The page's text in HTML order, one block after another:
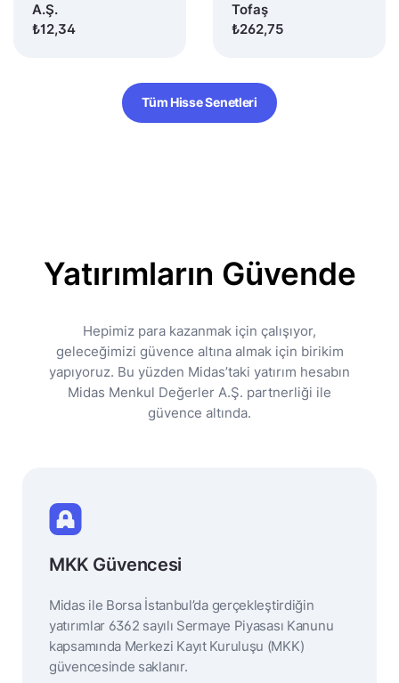
A.Ş.
₺12,34
Tofaş
₺262,75
Tüm Hisse Senetleri
Yatırımların Güvende
Hepimiz para kazanmak için çalışıyor,
geleceğimizi güvence altına almak için birikim
yapıyoruz. Bu yüzden Midas’taki yatırım hesabın
Midas Menkul Değerler A.Ş. partnerliği ile
güvence altında.
MKK Güvencesi
Midas ile Borsa İstanbul’da gerçekleştirdiğin
yatırımlar 6362 sayılı Sermaye Piyasası Kanunu
kapsamında Merkezi Kayıt Kuruluşu (MKK)
güvencesinde saklanır.